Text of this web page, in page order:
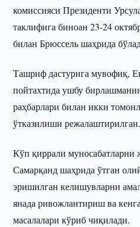
комиссияси Президенти
таклифига биноан 23-24
билан Брюссель шаҳрида
Ташриф дастурига мувофиқ,
пойтахтида ушбу
раҳбарлари билан икки
ўтказилиши режалаштирилган.
Кўп қиррали муносабатларни
Самарқанд шаҳрида ўтган
эришилган келишувларни
янада ривожлантириш ва
масалалари кўриб чиқилади.